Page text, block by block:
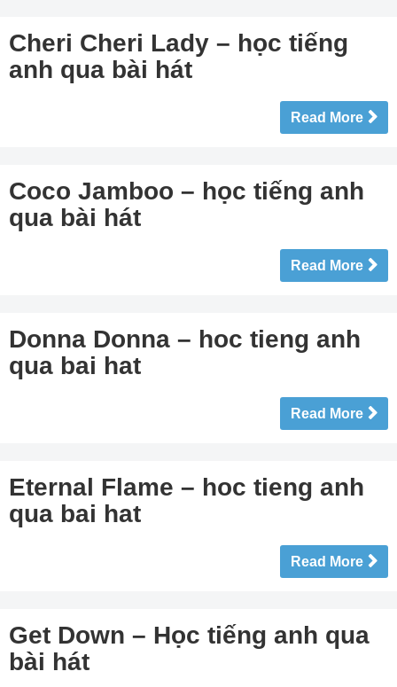
Cheri Cheri Lady – học tiếng
anh qua bài hát
Read More
Coco Jamboo – học tiếng anh
qua bài hát
Read More
Donna Donna – hoc tieng anh
qua bai hat
Read More
Eternal Flame – hoc tieng anh
qua bai hat
Read More
Get Down – Học tiếng anh qua
bài hát